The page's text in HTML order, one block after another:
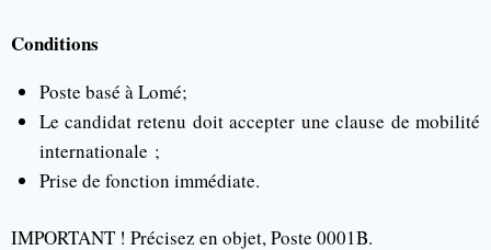
Conditions
Poste basé à Lomé;
Le candidat retenu doit accepter une clause de mobilité
internationale ;
Prise de fonction immédiate.
IMPORTANT ! Précisez en objet, Poste 0001B.